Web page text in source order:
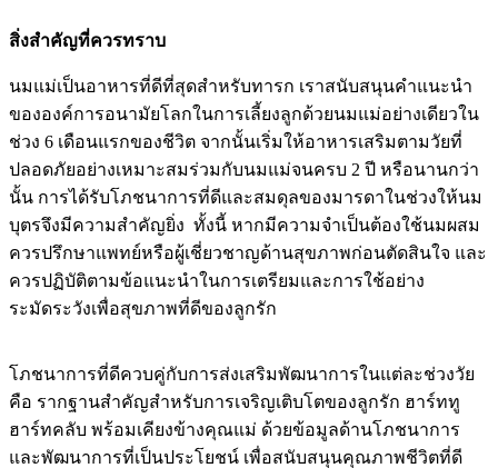
สิ่งสำคัญที่ควรทราบ
นมแม่เป็นอาหารที่ดีที่สุดสำหรับทารก เราสนับสนุนคำแนะนำ
ขององค์การอนามัยโลกในการเลี้ยงลูกด้วยนมแม่อย่างเดียวใน
ช่วง 6 เดือนแรกของชีวิต จากนั้นเริ่มให้อาหารเสริมตามวัยที่
ปลอดภัยอย่างเหมาะสมร่วมกับนมแม่จนครบ 2 ปี หรือนานกว่า
นั้น การได้รับโภชนาการที่ดีและสมดุลของมารดาในช่วงให้นม
บุตรจึงมีความสำคัญยิ่ง ทั้งนี้ หากมีความจำเป็นต้องใช้นมผสม
ควรปรึกษาแพทย์หรือผู้เชี่ยวชาญด้านสุขภาพก่อนตัดสินใจ และ
ควรปฏิบัติตามข้อแนะนำในการเตรียมและการใช้อย่าง
ระมัดระวังเพื่อสุขภาพที่ดีของลูกรัก
โภชนาการที่ดีควบคู่กับการส่งเสริมพัฒนาการในแต่ละช่วงวัย
คือ รากฐานสำคัญสำหรับการเจริญเติบโตของลูกรัก ฮาร์ททู
ฮาร์ทคลับ พร้อมเคียงข้างคุณแม่ ด้วยข้อมูลด้านโภชนาการ
และพัฒนาการที่เป็นประโยชน์ เพื่อสนับสนุนคุณภาพชีวิตที่ดี